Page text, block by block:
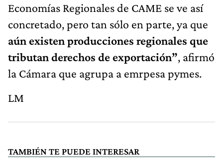
Economías Regionales de CAME se ve así
concretado, pero tan sólo en parte, ya que
aún existen producciones regionales que
tributan derechos de exportación”, afirmó
la Cámara que agrupa a emrpesa pymes.
LM
TAMBIÉN TE PUEDE INTERESAR